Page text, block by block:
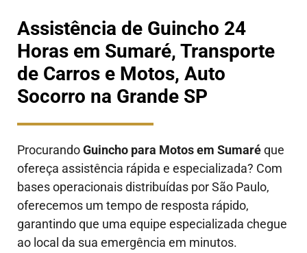
Assistência de Guincho 24
Horas em Sumaré, Transporte
de Carros e Motos, Auto
Socorro na Grande SP
ProcurandoGuincho para Motos em Sumaréque
ofereça assistência rápida e especializada? Com
bases operacionais distribuídas por São Paulo,
oferecemos um tempo de resposta rápido,
garantindo que uma equipe especializada chegue
ao local da sua emergência em minutos.